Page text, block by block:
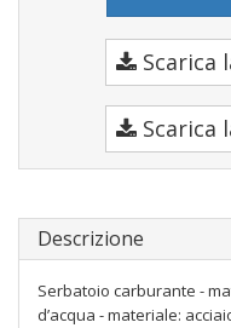
Scarica
Scarica
Descrizione
Serbatoio carburante -
d’acqua - materiale: